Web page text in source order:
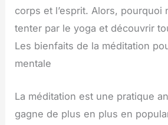
corps et l’esprit. Alors, pourquoi
tenter par le yoga et découvrir
Les bienfaits de la méditation
mentale
La méditation est une pratique
gagne de plus en plus en